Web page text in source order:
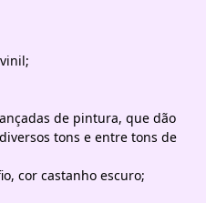
de pintura, que dão
tons e entre tons de
cor castanho escuro;